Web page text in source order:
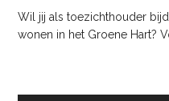
Wil jij als toezichthouder
wonen in het Groene Hart?